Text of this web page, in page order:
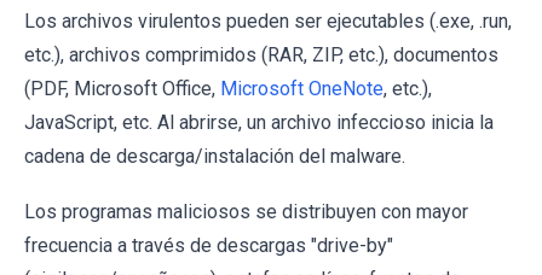
Los archivos virulentos pueden ser ejecutables (.exe, .run,
etc.), archivos comprimidos (RAR, ZIP, etc.), documentos
(PDF, Microsoft Office, Microsoft OneNote, etc.),
JavaScript, etc. Al abrirse, un archivo infeccioso inicia la
cadena de descarga/instalación del malware.
Los programas maliciosos se distribuyen con mayor
frecuencia a través de descargas "drive-by"